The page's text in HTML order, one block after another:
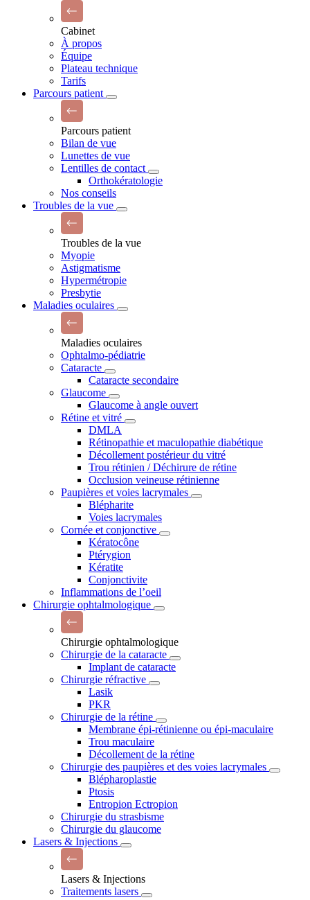
Cabinet
À propos
Équipe
Plateau technique
Tarifs
Parcours patient
Parcours patient
Bilan de vue
Lunettes de vue
Lentilles de contact
Orthokératologie
Nos conseils
Troubles de la vue
Troubles de la vue
Myopie
Astigmatisme
Hypermétropie
Presbytie
Maladies oculaires
Maladies oculaires
Ophtalmo-pédiatrie
Cataracte
Cataracte secondaire
Glaucome
Glaucome à angle ouvert
Rétine et vitré
DMLA
Rétinopathie et maculopathie diabétique
Décollement postérieur du vitré
Trou rétinien / Déchirure de rétine
Occlusion veineuse rétinienne
Paupières et voies lacrymales
Blépharite
Voies lacrymales
Cornée et conjonctive
Kératocône
Ptérygion
Kératite
Conjonctivite
Inflammations de l’oeil
Chirurgie ophtalmologique
Chirurgie ophtalmologique
Chirurgie de la cataracte
Implant de cataracte
Chirurgie réfractive
Lasik
PKR
Chirurgie de la rétine
Membrane épi-rétinienne ou épi-maculaire
Trou maculaire
Décollement de la rétine
Chirurgie des paupières et des voies lacrymales
Blépharoplastie
Ptosis
Entropion Ectropion
Chirurgie du strasbisme
Chirurgie du glaucome
Lasers & Injections
Lasers & Injections
Traitements lasers